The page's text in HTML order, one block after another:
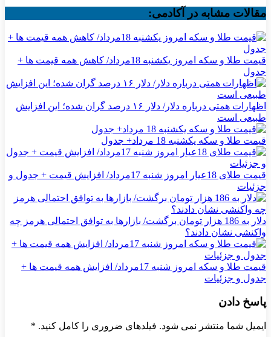
مقالات مشابه در آکادمی:
قیمت طلا و سکه امروز یکشنبه 18مرداد/ کاهش همه قیمت ها +
جدول
اظهارات همتی درباره دلار/ دلار ۱۶ درصد گران شده؛ این افزایش
طبیعی است
قیمت طلا و سکه یکشنبه 18 مرداد+ جدول
قیمت طلای 18عیار امروز شنبه 17مرداد/ افزایش قیمت + جدول و
جزئیات
دلار به 186 هزار تومان برگشت/ بازارها به توافق احتمالی هرمز چه
واکنشی نشان دادند؟
قیمت طلا و سکه امروز شنبه 17مرداد/ افزایش همه قیمت ها +
جدول و جزئیات
پاسخ دادن
ایمیل شما منتشر نمی شود. فیلدهای ضروری را کامل کنید. *